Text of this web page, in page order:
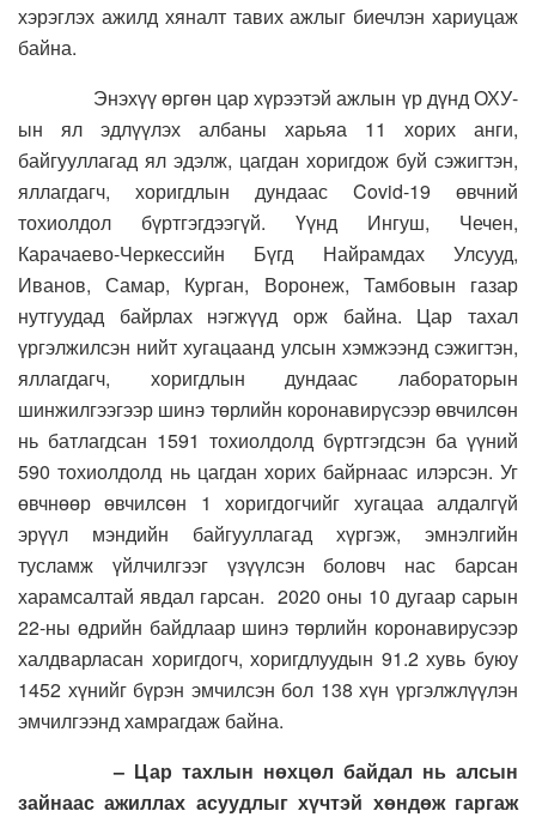
хэрэглэх ажилд хяналт тавих ажлыг биечлэн хариуцаж
байна.
Энэхүү өргөн цар хүрээтэй ажлын үр дүнд ОХУ-
ын ял эдлүүлэх албаны харьяа 11 хорих анги,
байгууллагад ял эдэлж, цагдан хоригдож буй сэжигтэн,
яллагдагч, хоригдлын дундаас Covid-19 өвчний
тохиолдол бүртгэгдээгүй. Үүнд Ингуш, Чечен,
Карачаево-Черкессийн Бүгд Найрамдах Улсууд,
Иванов, Самар, Курган, Воронеж, Тамбовын газар
нутгуудад байрлах нэгжүүд орж байна. Цар тахал
үргэлжилсэн нийт хугацаанд улсын хэмжээнд сэжигтэн,
яллагдагч, хоригдлын дундаас лабораторын
шинжилгээгээр шинэ төрлийн коронавирүсээр өвчилсөн
нь батлагдсан 1591 тохиолдолд бүртгэгдсэн ба үүний
590 тохиолдолд нь цагдан хорих байрнаас илэрсэн. Уг
өвчнөөр өвчилсөн 1 хоригдогчийг хугацаа алдалгүй
эрүүл мэндийн байгууллагад хүргэж, эмнэлгийн
тусламж үйлчилгээг үзүүлсэн боловч нас барсан
харамсалтай явдал гарсан. 2020 оны 10 дугаар сарын
22-ны өдрийн байдлаар шинэ төрлийн коронавирусээр
халдварласан хоригдогч, хоригдлуудын 91.2 хувь буюу
1452 хүнийг бүрэн эмчилсэн бол 138 хүн үргэлжлүүлэн
эмчилгээнд хамрагдаж байна.
– Цар тахлын нөхцөл байдал нь алсын
зайнаас ажиллах асуудлыг хүчтэй хөндөж гаргаж